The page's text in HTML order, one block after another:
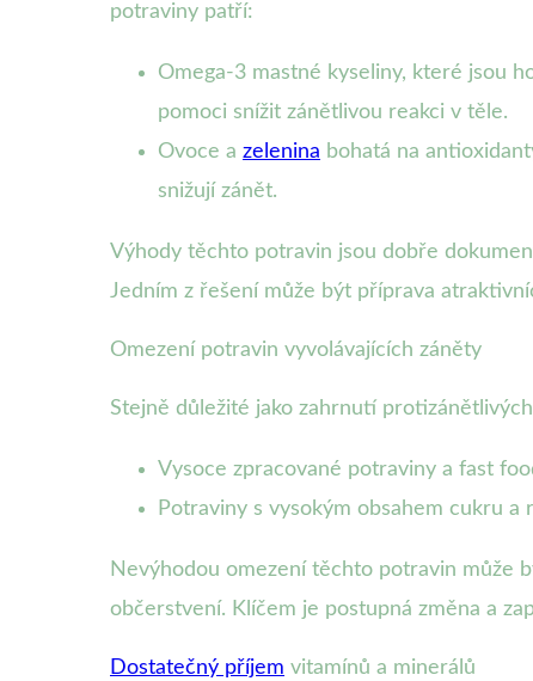
potraviny patří:
Omega-3 mastné kyseliny, které jsou
pomoci snížit zánětlivou reakci v těle.
Ovoce a zelenina bohatá na
snižují zánět.
Výhody těchto potravin jsou dobře
Jedním z řešení může být příprava
Omezení potravin vyvolávajících záněty
Stejně důležité jako zahrnutí
Vysoce zpracované potraviny a fast
Potraviny s vysokým obsahem cukru
Nevýhodou omezení těchto potravin může
občerstvení. Klíčem je postupná změna a
Dostatečný příjem vitamínů a minerálů